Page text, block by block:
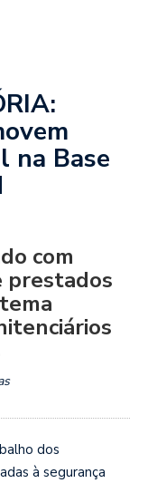
na Base
com
prestados
dos
à segurança